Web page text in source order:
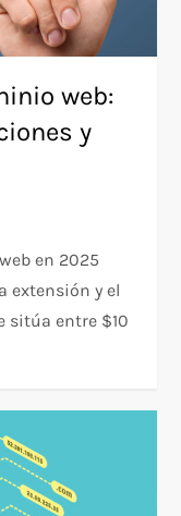
web:
y
en 2025
extensión y el
sitúa entre $10